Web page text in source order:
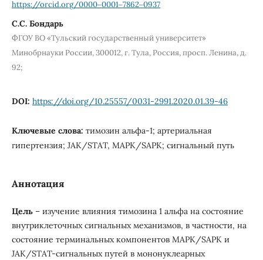
https://orcid.org/0000‒0001‒7862‒0937
С.С. Бондарь
ФГОУ ВО «Тульский государственный университет»
Минобрнауки России, 300012, г. Тула, Россия, просп. Ленина, д.
92;
DOI: https://doi.org/10.25557/0031-2991.2020.01.39-46
Ключевые слова: тимозин альфа-1; артериальная
гипертензия; JAK/STAT, MAPK/SAPK; сигнальный путь
Аннотация
Цель– изучение влияния тимозина 1 альфа на состояние
внутриклеточных сигнальных механизмов, в частности, на
состояние терминальных компонентов MAPK/SAPK и
JAK/STAT-сигнальных путей в мононуклеарных